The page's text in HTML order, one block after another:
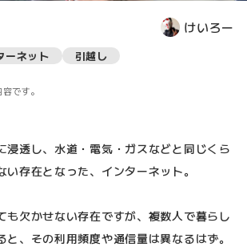
けいろー
ーネット 引越し
です。
浸透し、水道・電気・ガスなどと同じくら
い存在となった、インターネット。
も欠かせない存在ですが、複数人で暮らし
と、その利用頻度や通信量は異なるはず。